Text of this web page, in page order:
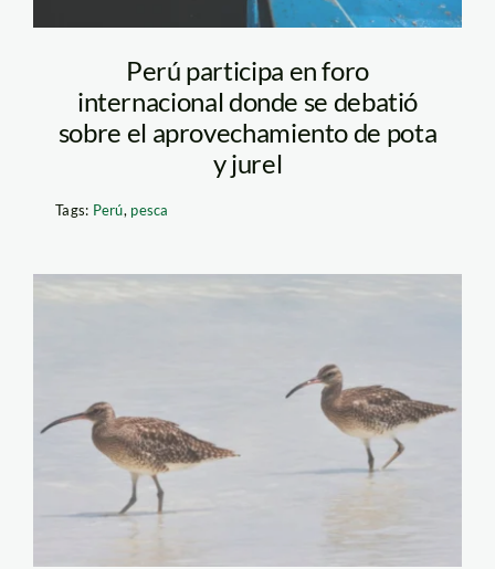
Perú participa en foro
internacional donde se debatió
sobre el aprovechamiento de pota
y jurel
Tags: Perú, pesca
zarapito-trinador—
lista-roja-uicn